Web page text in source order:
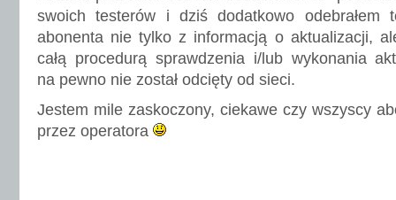
swoich testerów i dziś dodatkowo odebrałem
abonenta nie tylko z informacją o aktualizacji,
całą procedurą sprawdzenia i/lub wykonania
na pewno nie został odcięty od sieci.
Jestem mile zaskoczony, ciekawe czy wszyscy
przez operatora